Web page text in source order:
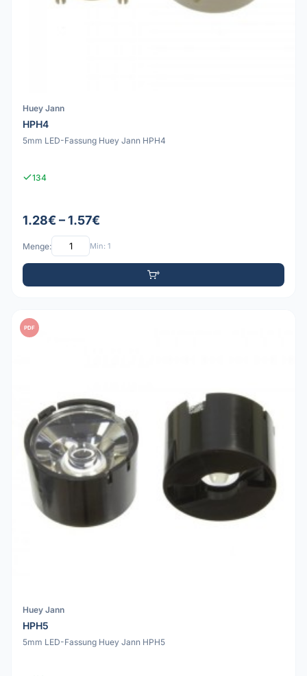
Huey Jann
HPH4
5mm LED-Fassung Huey Jann HPH4
134
1.28€ – 1.57€
Menge: Min: 1
PDF
Huey Jann
HPH5
5mm LED-Fassung Huey Jann HPH5